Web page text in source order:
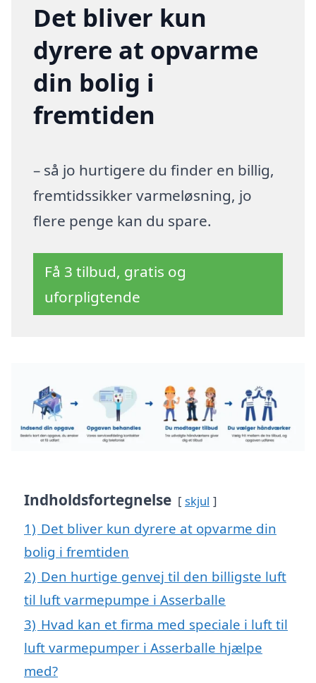
Det bliver kun
dyrere at opvarme
din bolig i
fremtiden
– så jo hurtigere du finder en billig,
fremtidssikker varmeløsning, jo
flere penge kan du spare.
Få 3 tilbud, gratis og
uforpligtende
Indholdsfortegnelse skjul
1) Det bliver kun dyrere at opvarme din
bolig i fremtiden
2) Den hurtige genvej til den billigste luft
til luft varmepumpe i Asserballe
3) Hvad kan et firma med speciale i luft til
luft varmepumper i Asserballe hjælpe
med?